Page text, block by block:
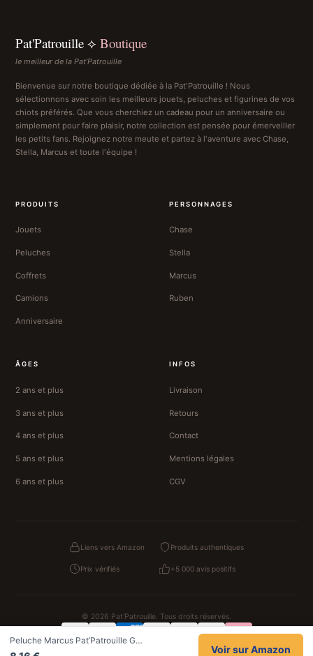
Pat'Patrouille ⟡ Boutique
le meilleur de la Pat'Patrouille
Bienvenue sur notre boutique dédiée à la Pat'Patrouille ! Nous
sélectionnons avec soin les meilleurs jouets, peluches et figurines de vos
chiots préférés. Que vous cherchiez un cadeau pour un anniversaire ou
simplement pour faire plaisir, notre collection est pensée pour émerveiller
les petits fans. Rejoignez notre meute et partez à l'aventure avec Chase,
Stella, Marcus et toute l'équipe !
PRODUITS
Jouets
Peluches
Coffrets
Camions
Anniversaire
PERSONNAGES
Chase
Stella
Marcus
Ruben
ÂGES
2 ans et plus
3 ans et plus
4 ans et plus
5 ans et plus
6 ans et plus
INFOS
Livraison
Retours
Contact
Mentions légales
CGV
Liens vers Amazon Produits authentiques
Prix vérifiés +5 000 avis positifs
© 2026 Pat'Patrouille. Tous droits réservés.
ConfidentialitéCGV Mentions légales
Peluche Marcus Pat’Patrouille G…
Voir sur Amazon